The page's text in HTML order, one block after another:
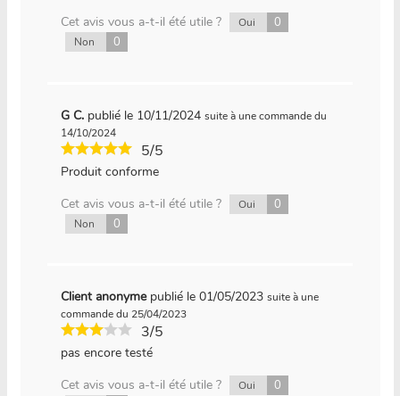
Cet avis vous a-t-il été utile ?
Oui 0
Non 0
G C. publié le 10/11/2024 suite à une commande du
14/10/2024
5/5
Produit conforme
Cet avis vous a-t-il été utile ?
Oui 0
Non 0
Client anonyme publié le 01/05/2023 suite à une
commande du 25/04/2023
3/5
pas encore testé
Cet avis vous a-t-il été utile ?
Oui 0